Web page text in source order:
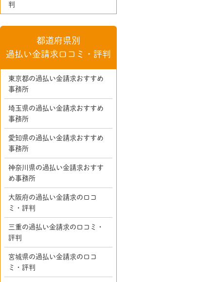
判
都道府県別
過払い金請求口コミ・評判
東京都の過払い金請求おすすめ
事務所
埼玉県の過払い金請求おすすめ
事務所
愛知県の過払い金請求おすすめ
事務所
神奈川県の過払い金請求おすす
め事務所
大阪府の過払い金請求の口コ
ミ・評判
三重の過払い金請求の口コミ・
評判
宮城県の過払い金請求の口コ
ミ・評判